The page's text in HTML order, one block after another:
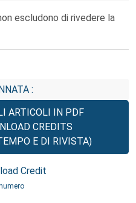
escludono di rivedere la
:
ARTICOLI IN PDF
CREDITS
E DI RIVISTA)
Credit